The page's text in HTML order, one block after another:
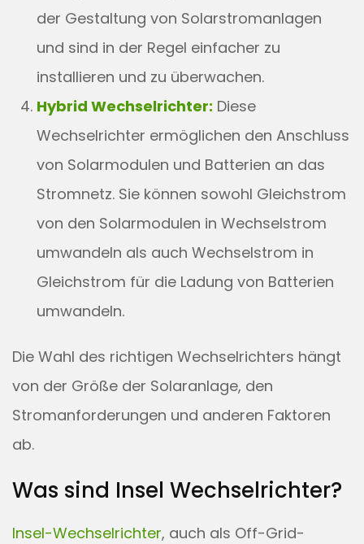
der Gestaltung von Solarstromanlagen
und sind in der Regel einfacher zu
installieren und zu überwachen.
Hybrid Wechselrichter: Diese
Wechselrichter ermöglichen den Anschluss
von Solarmodulen und Batterien an das
Stromnetz. Sie können sowohl Gleichstrom
von den Solarmodulen in Wechselstrom
umwandeln als auch Wechselstrom in
Gleichstrom für die Ladung von Batterien
umwandeln.
Die Wahl des richtigen Wechselrichters hängt
von der Größe der Solaranlage, den
Stromanforderungen und anderen Faktoren
ab.
Was sind Insel Wechselrichter?
Insel-Wechselrichter, auch als Off-Grid-